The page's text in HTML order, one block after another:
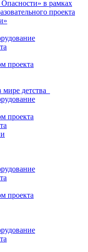
в рамках
проекта
проекта
детства
проекта
проекта